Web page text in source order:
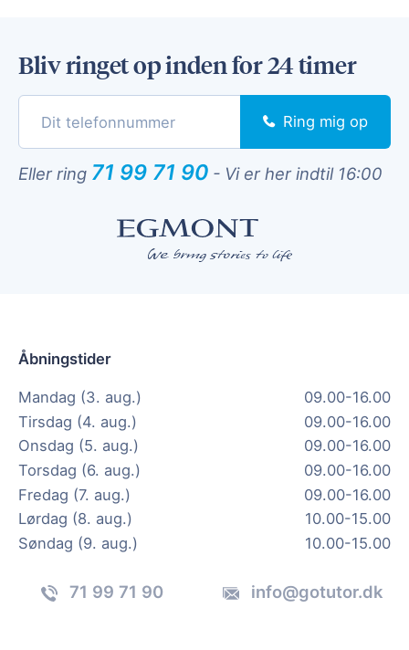
Bliv ringet op inden for 24 timer
Ring mig op
Eller ring 71 99 71 90 - Vi er her indtil 16:00
Åbningstider
Mandag (3. aug.)
09.00-16.00
Tirsdag (4. aug.)
09.00-16.00
Onsdag (5. aug.)
09.00-16.00
Torsdag (6. aug.)
09.00-16.00
Fredag (7. aug.)
09.00-16.00
Lørdag (8. aug.)
10.00-15.00
Søndag (9. aug.)
10.00-15.00
71 99 71 90 info@gotutor.dk